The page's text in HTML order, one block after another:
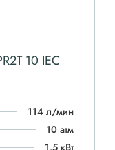
10 IEC
114 л/мин
10 атм
1.5 кВт